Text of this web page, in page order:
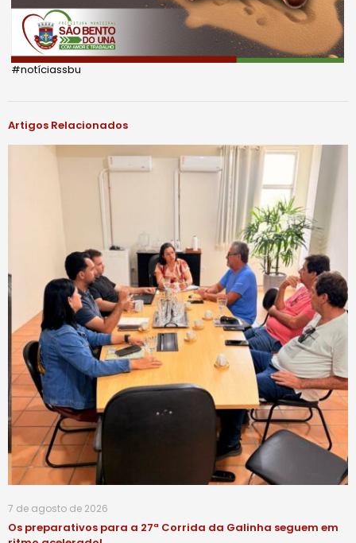
#notíciassbu
Artigos Relacionados
7 de agosto de 2026
Os preparativos para a 27ª Corrida da Galinha seguem em